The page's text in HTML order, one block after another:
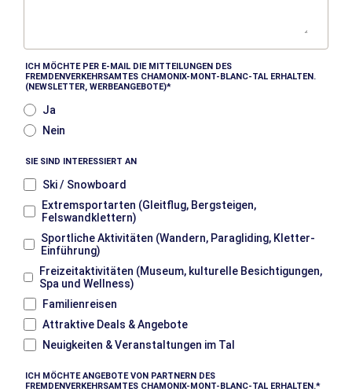
ICH MÖCHTE PER E-MAIL DIE MITTEILUNGEN DES
FREMDENVERKEHRSAMTES CHAMONIX-MONT-BLANC-TAL ERHALTEN.
(NEWSLETTER, WERBEANGEBOTE)
Ja
Nein
SIE SIND INTERESSIERT AN
Ski / Snowboard
Extremsportarten (Gleitflug, Bergsteigen,
Felswandklettern)
Sportliche Aktivitäten (Wandern, Paragliding, Kletter-
Einführung)
Freizeitaktivitäten (Museum, kulturelle Besichtigungen,
Spa und Wellness)
Familienreisen
Attraktive Deals & Angebote
Neuigkeiten & Veranstaltungen im Tal
ICH MÖCHTE ANGEBOTE VON PARTNERN DES
FREMDENVERKEHRSAMTES CHAMONIX-MONT-BLANC-TAL ERHALTEN.